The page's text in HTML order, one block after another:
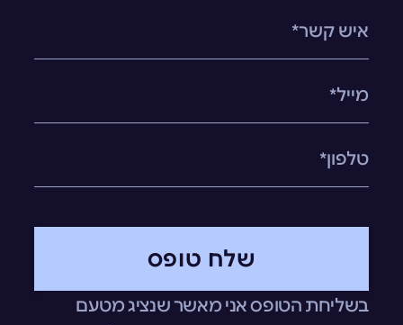
שלח טופס
בשליחת הטופס אני מאשר שנציג מטעם